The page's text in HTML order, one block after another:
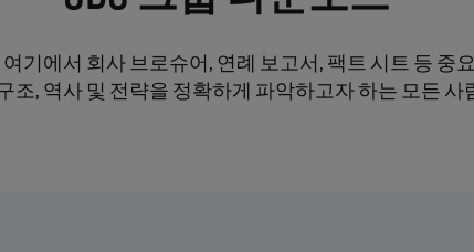
기에서 회사 브로슈어, 연례 보고서, 팩트 시트 등 중
조, 역사 및 전략을 정확하게 파악하고자 하는 모든